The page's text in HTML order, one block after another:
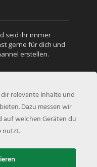
seid ihr immer
gerne für dich und
erstellen.
relevante Inhalte und
Dazu messen wir
auf welchen Geräten du
nutzt.